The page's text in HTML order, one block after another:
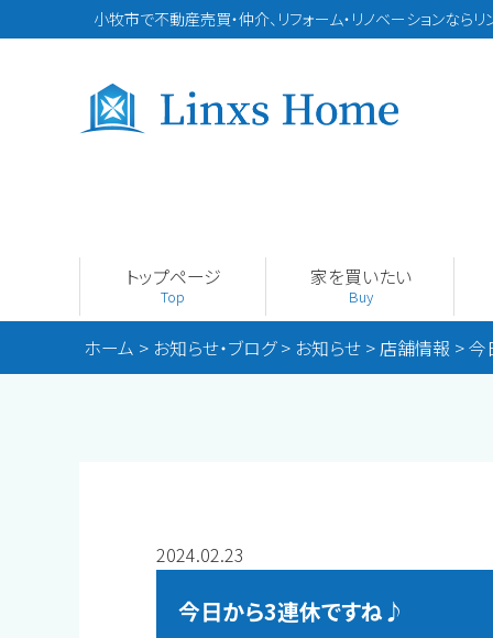
小牧市で不動産売買・仲介、リフォーム・リノベーションなら
トップページ
Top
家を買いたい
Buy
ホーム > お知らせ・ブログ> お知らせ >店舗情報 >今
2024.02.23
今日から3連休ですね♪